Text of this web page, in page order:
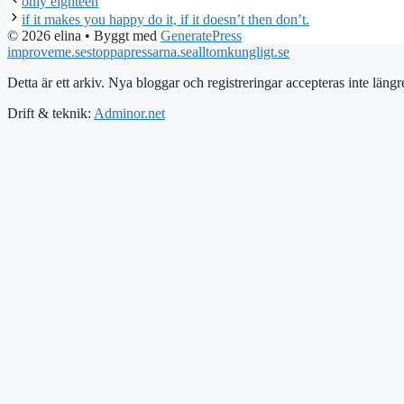
if it makes you happy do it, if it doesn’t then don’t.
© 2026 elina • Byggt med GeneratePress
improveme.sestoppapressarna.sealltomkungligt.se
Detta är ett arkiv. Nya bloggar och registreringar accepteras inte
Drift & teknik: Adminor.net